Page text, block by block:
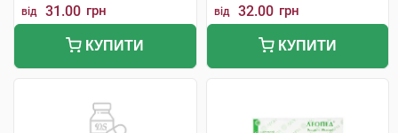
від 31.00 грн
КУПИТИ
від 32.00 грн
КУПИТИ